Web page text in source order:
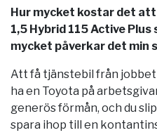
Hur mycket kostar det att
1,5 Hybrid 115 Active
mycket påverkar det min
Att få tjänstebil från
ha en Toyota på
generös förmån, och du
spara ihop till en